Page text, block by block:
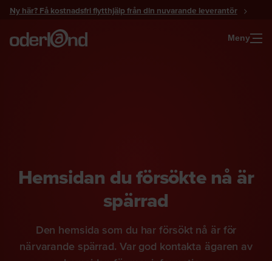
Gå
innehåll
Ny här? Få kostnadsfri flytthjälp från din nuvarande leverantör
Meny
Hemsidan du försökte nå är
spärrad
Den hemsida som du har försökt nå är för
närvarande spärrad. Var god kontakta ägaren av